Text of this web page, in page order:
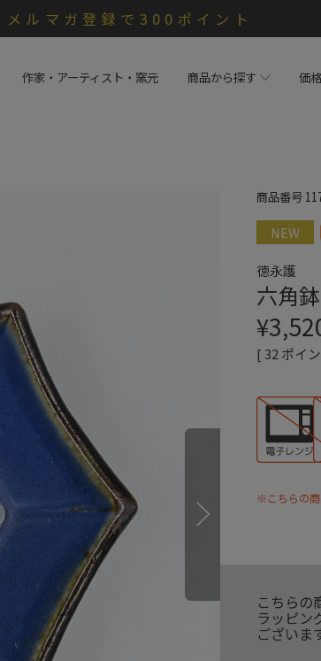
メルマガ登録で300ポイント
作家・アーティスト・窯元 商品から探す 価
商品番号
NEW
徳永護
六角
¥
[32 ポイ
※こちらの商
こちらの
ラッピン
ございま